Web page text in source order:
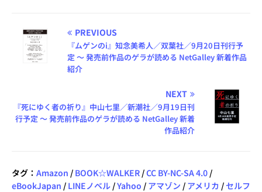
PREVIOUS
『ムゲンのi』知念美希人／双葉社／9月20日刊行予
定 ～ 発売前作品のゲラが読める NetGalley 新着作品
紹介
NEXT
『死にゆく者の祈り』中山七里／新潮社／9月19日刊
行予定 ～ 発売前作品のゲラが読める NetGalley 新着
作品紹介
タグ： Amazon / BOOK☆WALKER /CC BY-NC-SA 4.0 /
eBookJapan / LINEノベル /Yahoo / アマゾン / アメリカ /セルフ